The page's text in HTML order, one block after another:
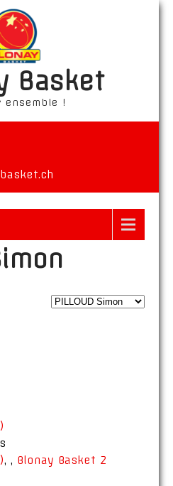
Basket
ensemble !
, , Blonay Basket 2